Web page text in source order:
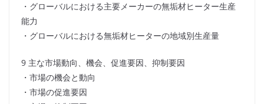
・グローバルにおける主要メーカーの無垢材ヒーター生産
能力
・グローバルにおける無垢材ヒーターの地域別生産量
9 主な市場動向、機会、促進要因、抑制要因
・市場の機会と動向
・市場の促進要因